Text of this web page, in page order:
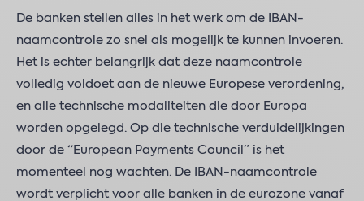
De banken stellen alles in het werk om de IBAN-
naamcontrole zo snel als mogelijk te kunnen invoeren.
Het is echter belangrijk dat deze naamcontrole
volledig voldoet aan de nieuwe Europese verordening,
en alle technische modaliteiten die door Europa
worden opgelegd. Op die technische verduidelijkingen
door de “European Payments Council” is het
momenteel nog wachten. De IBAN-naamcontrole
wordt verplicht voor alle banken in de eurozone vanaf